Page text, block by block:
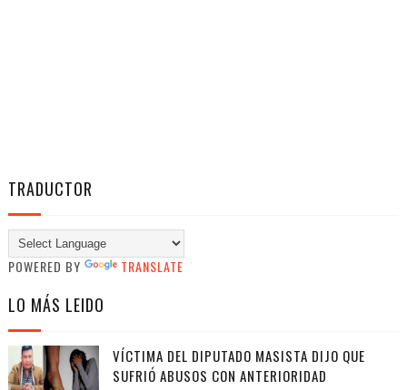
TRADUCTOR
POWERED BY TRANSLATE
LO MÁS LEIDO
VÍCTIMA DEL DIPUTADO MASISTA DIJO QUE
SUFRIÓ ABUSOS CON ANTERIORIDAD